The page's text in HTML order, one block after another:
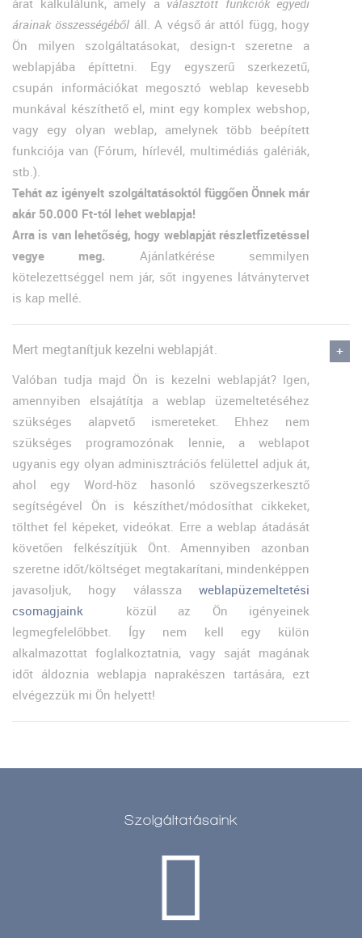
árat kalkulálunk, amely a választott funkciók egyedi
árainak összességéből áll. A végső ár attól függ, hogy
Ön milyen szolgáltatásokat, design-t szeretne a
weblapjába építtetni. Egy egyszerű szerkezetű,
csupán információkat megosztó weblap kevesebb
munkával készíthető el, mint egy komplex webshop,
vagy egy olyan weblap, amelynek több beépített
funkciója van (Fórum, hírlevél, multimédiás galériák,
stb.).
Tehát az igényelt szolgáltatásoktól függően Önnek már
akár 50.000 Ft-tól lehet weblapja!
Arra is van lehetőség, hogy weblapját részletfizetéssel
vegye meg. Ajánlatkérése semmilyen
kötelezettséggel nem jár, sőt ingyenes látványtervet
is kap mellé.
Mert megtanítjuk kezelni weblapját.
Valóban tudja majd Ön is kezelni weblapját? Igen,
amennyiben elsajátítja a weblap üzemeltetéséhez
szükséges alapvető ismereteket. Ehhez nem
szükséges programozónak lennie, a weblapot
ugyanis egy olyan adminisztrációs felülettel adjuk át,
ahol egy Word-höz hasonló szövegszerkesztő
segítségével Ön is készíthet/módosíthat cikkeket,
tölthet fel képeket, videókat. Erre a weblap átadását
követően felkészítjük Önt. Amennyiben azonban
szeretne időt/költséget megtakarítani, mindenképpen
javasoljuk, hogy válassza weblapüzemeltetési
csomagjaink
közül az Ön igényeinek
legmegfelelőbbet. Így nem kell egy külön
alkalmazottat foglalkoztatnia, vagy saját magának
időt áldoznia weblapja naprakészen tartására, ezt
elvégezzük mi Ön helyett!
Szolgáltatásaink